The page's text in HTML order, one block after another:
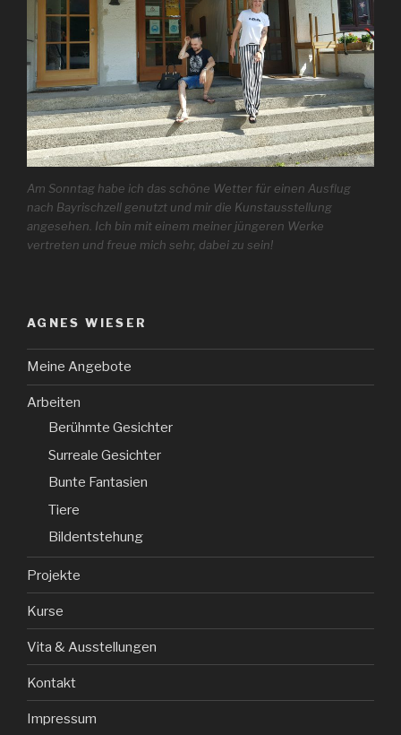
Am Sonntag habe ich das schöne Wetter für einen Ausflug
nach Bayrischzell genutzt und mir die Kunstausstellung
angesehen. Ich bin mit einem meiner jüngeren Werke
vertreten und freue mich sehr, dabei zu sein!
AGNES WIESER
Meine Angebote
Arbeiten
Berühmte Gesichter
Surreale Gesichter
Bunte Fantasien
Tiere
Bildentstehung
Projekte
Kurse
Vita & Ausstellungen
Kontakt
Impressum